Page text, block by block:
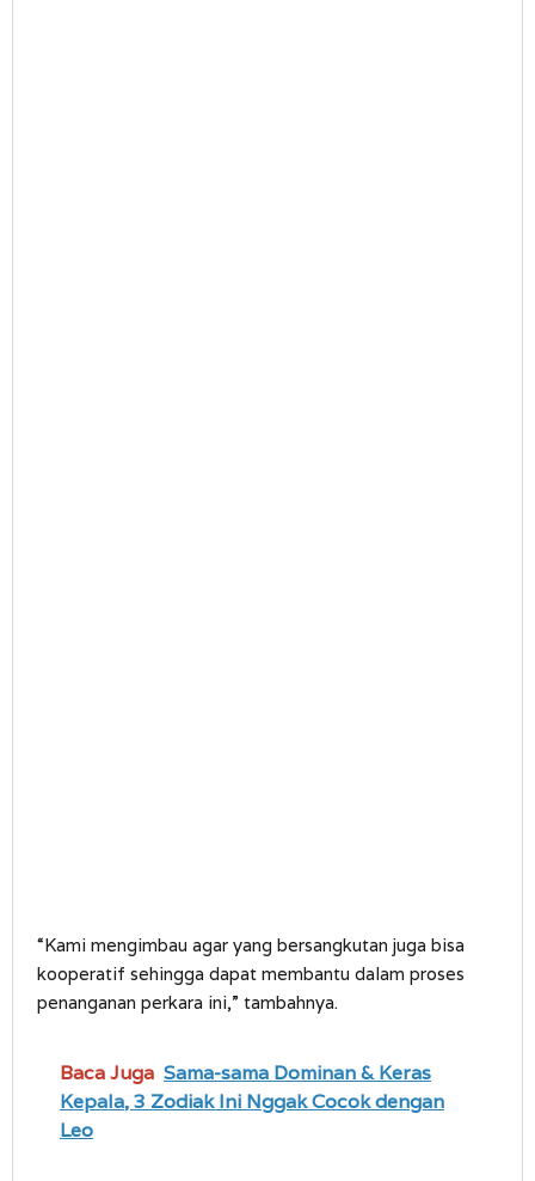
“Kami mengimbau agar yang bersangkutan juga bisa
kooperatif sehingga dapat membantu dalam proses
penanganan perkara ini,” tambahnya.
Baca Juga Sama-sama Dominan & Keras
Kepala, 3 Zodiak Ini Nggak Cocok dengan
Leo